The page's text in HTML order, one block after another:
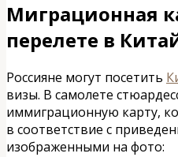
Миграционная
перелете в
Россияне могут посетить
визы. В самолете
иммиграционную карту,
в соответствие с
изображенными на фото: